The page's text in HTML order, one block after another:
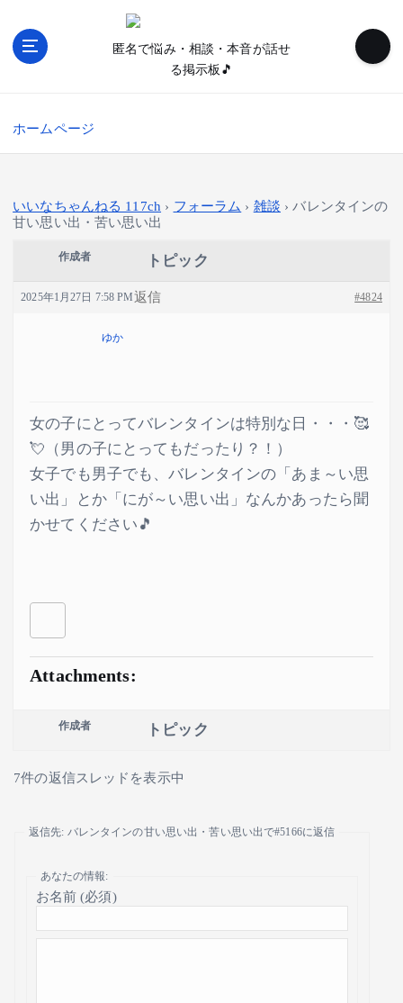
匿名で悩み・相談・本音が話せ
る掲示板🎵
ホームページ
いいなちゃんねる 117ch › フォーラム › 雑談 › バレンタインの
甘い思い出・苦い思い出
作成者 トピック
2025年1月27日 7:58 PM #4824
返信
ゆか
女の子にとってバレンタインは特別な日・・・🥰
💘（男の子にとってもだったり？！）
女子でも男子でも、バレンタインの「あま～い思
い出」とか「にが～い思い出」なんかあったら聞
かせてください🎵
Attachments:
作成者 トピック
7件の返信スレッドを表示中
返信先: バレンタインの甘い思い出・苦い思い出で#5166に返信
あなたの情報:
お名前 (必須)